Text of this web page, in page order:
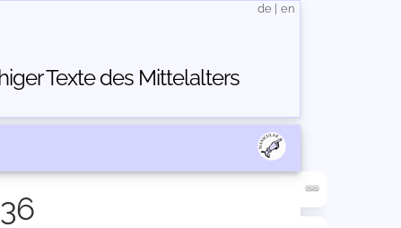
Texte des Mittelalters
de en